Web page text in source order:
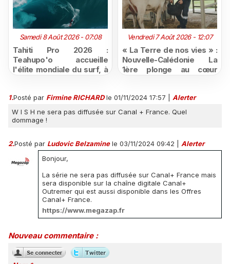
Samedi 8 Août 2026 - 07:08
Tahiti Pro 2026 :
Teahupo'o accueille
l'élite mondiale du surf, à
Vendredi 7 Août 2026 - 12:07
« La Terre de nos vies » :
Nouvelle-Calédonie La
1ère plonge au cœur
1.Posté par Firmine RICHARD le 01/11/2024 17:57
Alerter
W I S H ne sera pas diffusée sur Canal + France. Quel
dommage !
2.Posté par Ludovic Belzamine le 03/11/2024 09:42
Alerter
Bonjour,
La série ne sera pas diffusée sur Canal+ France mais
sera disponible sur la chaîne digitale Canal+
Outremer qui est aussi disponible dans les Offres
Canal+ France.
https://www.megazap.fr
Nouveau commentaire :